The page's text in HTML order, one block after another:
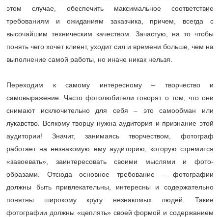
этом случае, обеспечить максимальное соответствие
требованиям и ожиданиям заказчика, причем, всегда с
высочайшим техническим качеством. Зачастую, на то чтобы
понять чего хочет клиент, уходит сил и времени больше, чем на
выполнение самой работы, но иначе никак нельзя.
Переходим к самому интересному – творчество и
самовыражение. Часто фотолюбители говорят о том, что они
снимают исключительно для себя – это самообман или
лукавство. Всякому творцу нужна аудитория и признание этой
аудитории! Значит, занимаясь творчеством, фотограф
работает на незнакомую ему аудиторию, которую стремится
«завоевать», заинтересовать своими мыслями и фото-
образами. Отсюда основное требование – фотографии
должны быть привлекательны, интересны и содержательно
понятны широкому кругу незнакомых людей. Такие
фотографии должны «цеплять» своей формой и содержанием